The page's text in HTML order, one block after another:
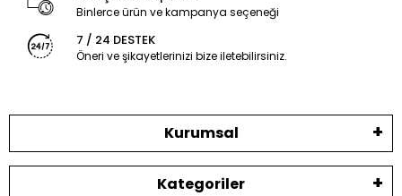
Binlerce ürün ve kampanya seçeneği
7 / 24 DESTEK
Öneri ve şikayetlerinizi bize iletebilirsiniz.
Kurumsal
Kategoriler